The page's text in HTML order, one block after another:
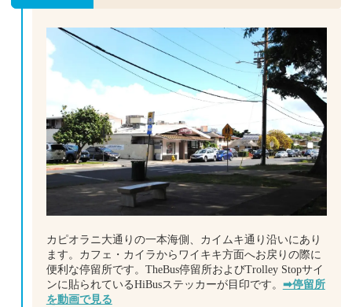
カピオラニ大通りの一本海側、カイムキ通り沿いにあり
ます。カフェ・カイラからワイキキ方面へお戻りの際に
便利な停留所です。TheBus停留所およびTrolley Stopサイ
ンに貼られているHiBusステッカーが目印です。 ➡停留所
を動画で見る